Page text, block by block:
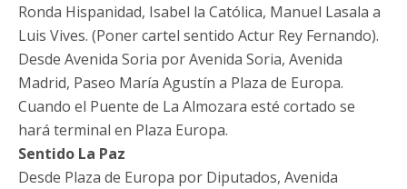
Ronda Hispanidad, Isabel la Católica, Manuel Lasala a
Luis Vives. (Poner cartel sentido Actur Rey Fernando).
Desde Avenida Soria por Avenida Soria, Avenida
Madrid, Paseo María Agustín a Plaza de Europa.
Cuando el Puente de La Almozara esté cortado se
hará terminal en Plaza Europa.
Sentido La Paz
Desde Plaza de Europa por Diputados, Avenida